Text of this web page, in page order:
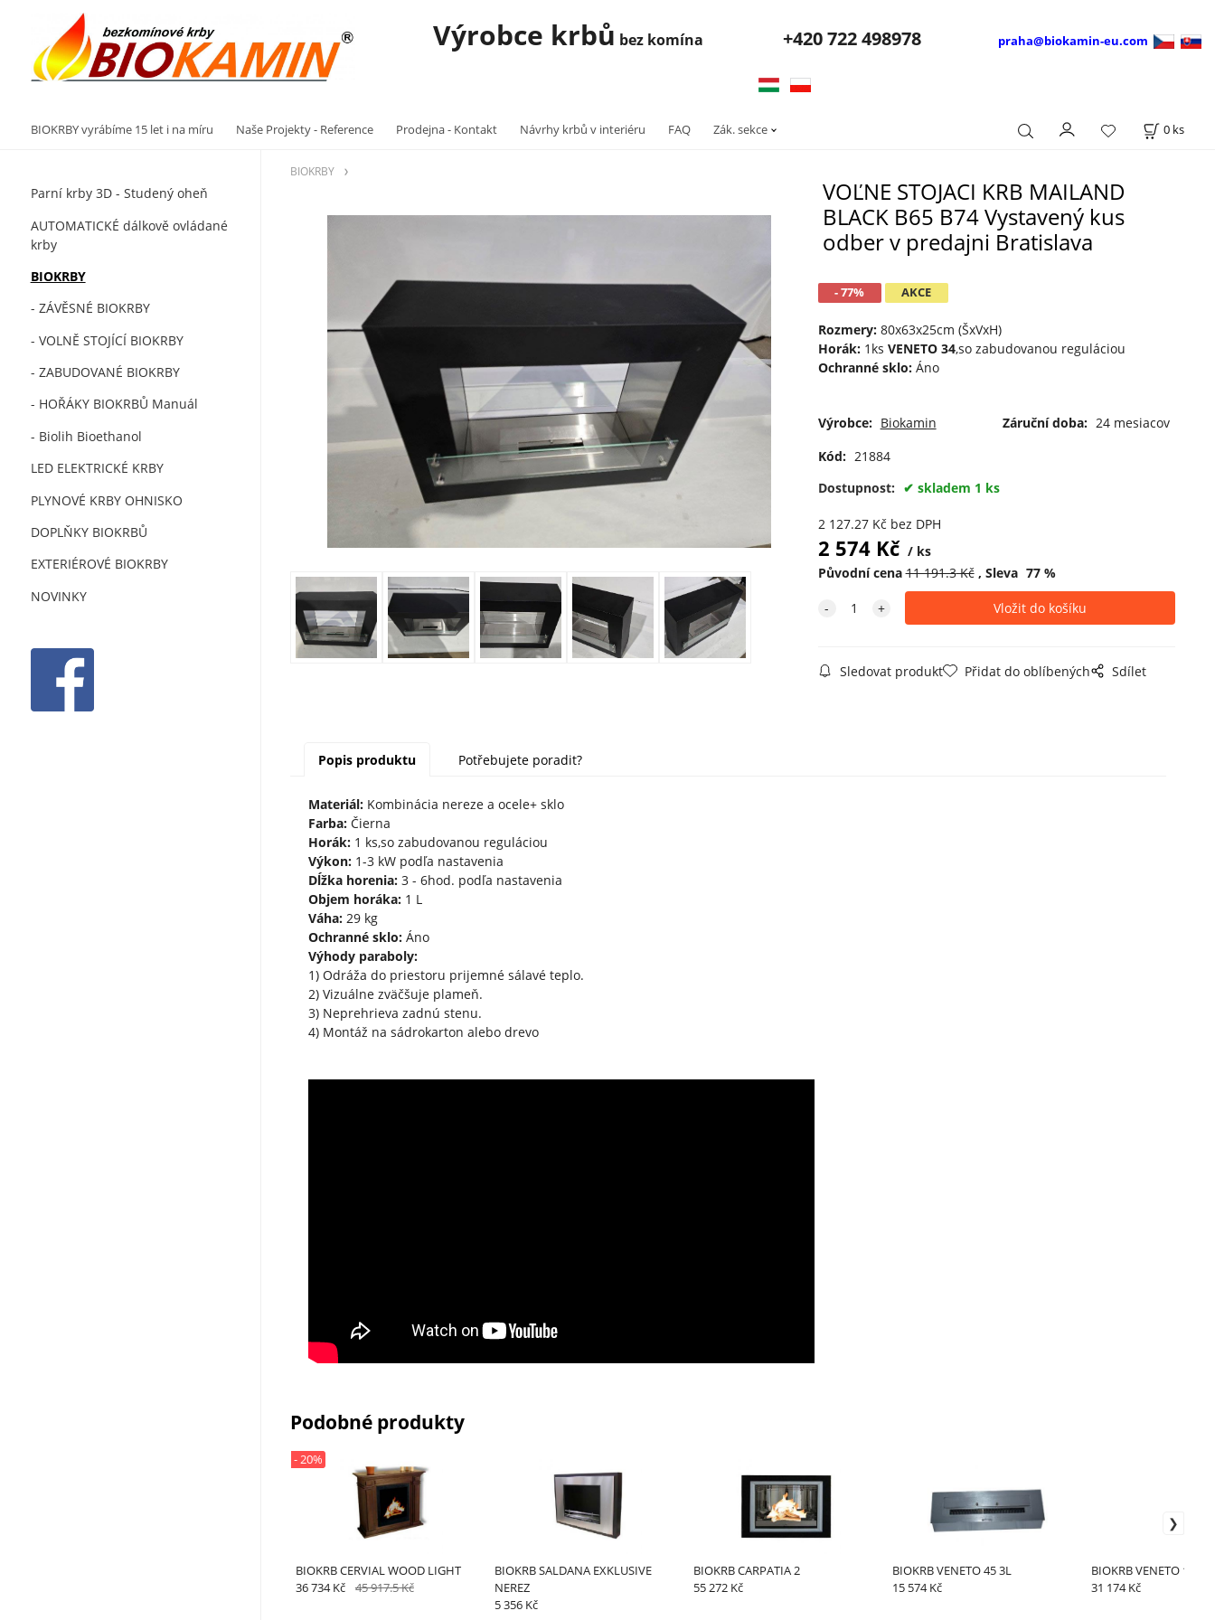
Výrobce krbů bez komína +420722 498978 praha@biokamin-eu.com
BIOKRBY vyrábíme 15 let i na míru Naše Projekty - Reference Prodejna - Kontakt Návrhy krbů v interiéru FAQ Zák. sekce 0 ks
Parní krby 3D - Studený oheň
AUTOMATICKÉ dálkově ovládané
krby
BIOKRBY
- ZÁVĚSNÉ BIOKRBY
- VOLNĚ STOJÍCÍ BIOKRBY
- ZABUDOVANÉ BIOKRBY
- HOŘÁKY BIOKRBŮ Manuál
- Biolih Bioethanol
LED ELEKTRICKÉ KRBY
PLYNOVÉ KRBY OHNISKO
DOPLŇKY BIOKRBŮ
EXTERIÉROVÉ BIOKRBY
NOVINKY
BIOKRBY
VOĽNE STOJACI KRB MAILAND
BLACK B65 B74 Vystavený kus
odber v predajni Bratislava
- 77% AKCE
Rozmery:80x63x25cm (ŠxVxH)
Horák: 1ks VENETO 34,so zabudovanou reguláciou
Ochranné sklo:Áno
Výrobce: Biokamin Záruční doba: 24 mesiacov
Kód: 21884
Dostupnost:
skladem 1 ks
2 127.27Kč bez DPH
2 574Kč
ks
Původní cena 11 191.3Kč Sleva 77%
Sledovat produkt Přidat do oblíbených Sdílet
Popis produktu Potřebujete poradit?
Materiál:Kombinácia nereze a ocele+ sklo
Farba: Čierna
Horák:1 ks,so zabudovanou reguláciou
Výkon: 1-3 kW podľa nastavenia
Dĺžka horenia:3 - 6hod. podľa nastavenia
Objem horáka:1 L
Váha:29 kg
Ochranné sklo:Áno
Výhody paraboly:
1) Odráža do priestoru prijemné sálavé teplo.
2) Vizuálne zväčšuje plameň.
3) Neprehrieva zadnú stenu.
4) Montáž na sádrokarton alebo drevo
Podobné produkty
BIOKRB CERVIAL WOOD LIGHT
- 20%
36 734 Kč 45 917.5 Kč
BIOKRB SALDANA EXKLUSIVE
NEREZ
5 356 Kč
BIOKRB CARPATIA 2
55 272 Kč
BIOKRB VENETO 45 3L
15 574 Kč
BIOKRB VENETO 120
31 174 Kč